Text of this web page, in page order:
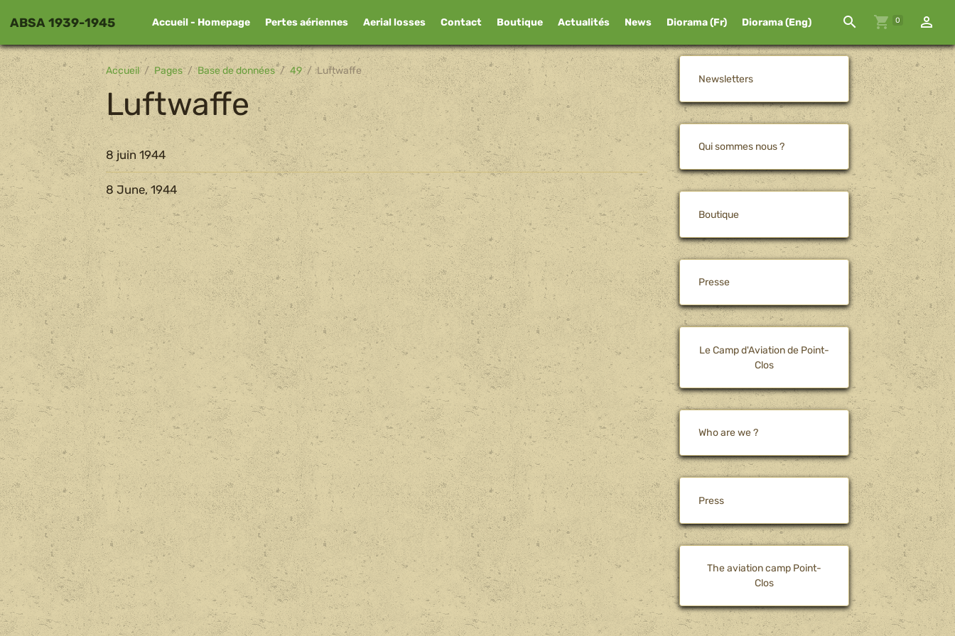
ABSA 1939-1945 Accueil - Homepage Pertes aériennes Aerial losses Contact Boutique Actualités News Diorama (Fr) Diorama (Eng) 0
Accueil Pages Base de données 49 Luftwaffe
Luftwaffe
8 juin 1944
8 June, 1944
Newsletters
Qui sommes nous ?
Boutique
Presse
Le Camp d'Aviation de Point-
Clos
Who are we ?
Press
The aviation camp Point-
Clos